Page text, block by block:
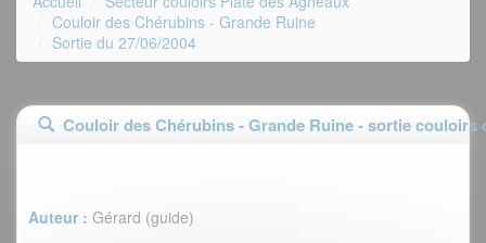
Couloir des Chérubins - Grande Ruine
Sortie du 27/06/2004
Couloir des Chérubins - Grande Ruine - sortie couloirs
Auteur : Gérard (guide)